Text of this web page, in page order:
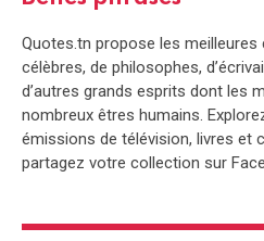
Quotes.tn propose les
célèbres, de philosophes,
d’autres grands esprits dont les
nombreux êtres humains.
émissions de télévision, livres et
partagez votre collection sur